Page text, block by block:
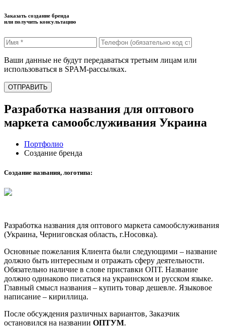
Заказать создание бренда
или получить консультацию
Ваши данные не будут передаваться третьим лицам или
использоваться в SPAM-рассылках.
ОТПРАВИТЬ
Разработка названия для оптового
маркета самообслуживания Украина
Портфолио
Создание бренда
Создание названия, логотипа:
Разработка названия для оптового маркета самообслуживания
(Украина, Черниговская область, г.Носовка).
Основные пожелания Клиента были следующими – название
должно быть интересным и отражать сферу деятельности.
Обязательно наличие в слове приставки ОПТ. Название
должно одинаково писаться на украинском и русском языке.
Главный смысл названия – купить товар дешевле. Языковое
написание – кириллица.
После обсуждения различных вариантов, Заказчик
остановился на названии ОПТУМ.